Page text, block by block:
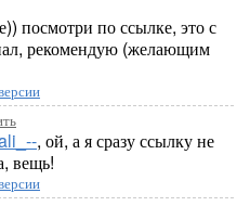
посмотри по ссылке, это с
рекомендую (желающим
, ой, а я сразу ссылку не
вещь!